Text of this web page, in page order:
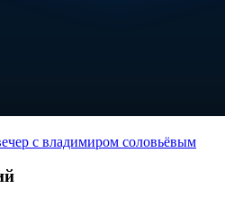
с владимиром соловьёвым